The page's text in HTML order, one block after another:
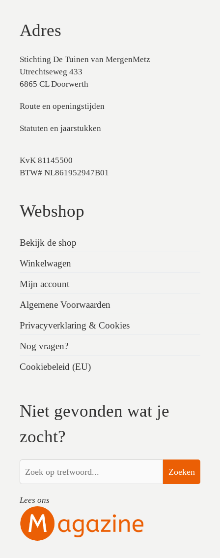
Adres
Stichting De Tuinen van MergenMetz
Utrechtseweg 433
6865 CL Doorwerth
Route en openingstijden
Statuten en jaarstukken
KvK 81145500
BTW# NL861952947B01
Webshop
Bekijk de shop
Winkelwagen
Mijn account
Algemene Voorwaarden
Privacyverklaring & Cookies
Nog vragen?
Cookiebeleid (EU)
Niet gevonden wat je
zocht?
Zoeken
Lees ons